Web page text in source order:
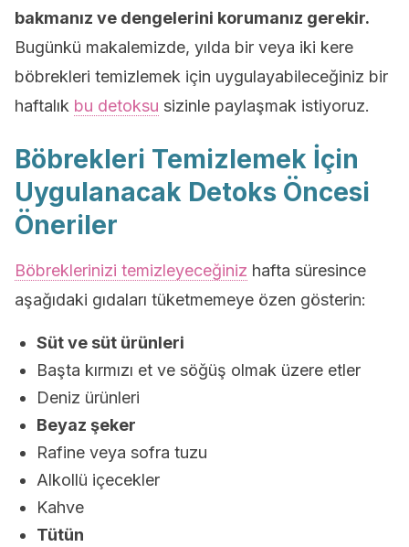
bakmanız ve dengelerini korumanız gerekir.
Bugünkü makalemizde, yılda bir veya iki kere
böbrekleri temizlemek için uygulayabileceğiniz bir
haftalık bu detoksu sizinle paylaşmak istiyoruz.
Böbrekleri Temizlemek İçin
Uygulanacak Detoks Öncesi
Öneriler
Böbreklerinizi temizleyeceğiniz hafta süresince
aşağıdaki gıdaları tüketmemeye özen gösterin:
Süt ve süt ürünleri
Başta kırmızı et ve söğüş olmak üzere etler
Deniz ürünleri
Beyaz şeker
Rafine veya sofra tuzu
Alkollü içecekler
Kahve
Tütün